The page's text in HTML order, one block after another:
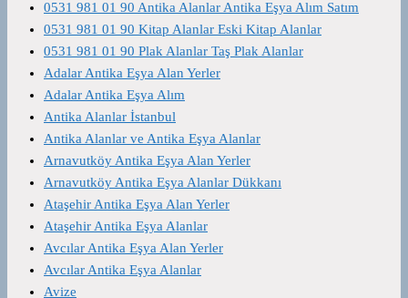
0531 981 01 90 Antika Alanlar Antika Eşya Alım Satım
0531 981 01 90 Kitap Alanlar Eski Kitap Alanlar
0531 981 01 90 Plak Alanlar Taş Plak Alanlar
Adalar Antika Eşya Alan Yerler
Adalar Antika Eşya Alım
Antika Alanlar İstanbul
Antika Alanlar ve Antika Eşya Alanlar
Arnavutköy Antika Eşya Alan Yerler
Arnavutköy Antika Eşya Alanlar Dükkanı
Ataşehir Antika Eşya Alan Yerler
Ataşehir Antika Eşya Alanlar
Avcılar Antika Eşya Alan Yerler
Avcılar Antika Eşya Alanlar
Avize